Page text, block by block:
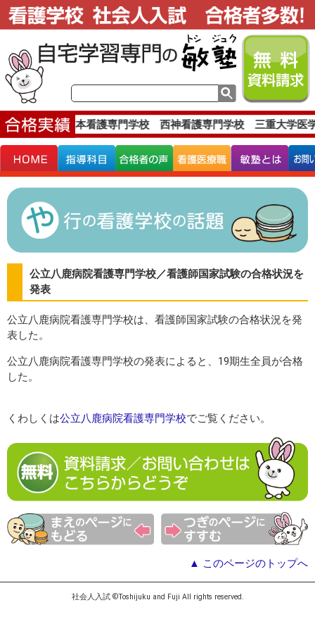
績です。西日本看護専門学校 西神看護専門学校 三重大学医
公立八鹿病院看護専門学校／看護師国家試験の合格状況を
発表
公立八鹿病院看護専門学校は、看護師国家試験の合格状況を発
表した。
公立八鹿病院看護専門学校の発表によると、19期生全員が合格
した。
くわしくは公立八鹿病院看護専門学校でご覧ください。
▲ このページのトップへ
社会人入試 ©Toshijuku and Fuji All rights reserved.